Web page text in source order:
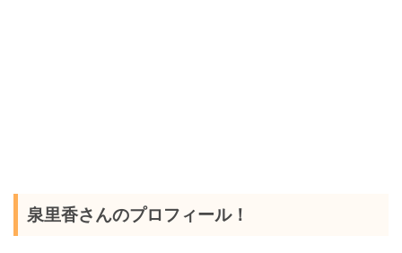
泉里香さんのプロフィール！